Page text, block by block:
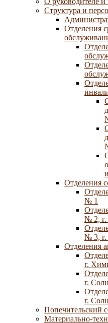
Структура и
Отделения
Отделения
№ 1
№ 2, г.
№ 3, г.
Отделения
г.
г.
г.
Попечительский
Материально-